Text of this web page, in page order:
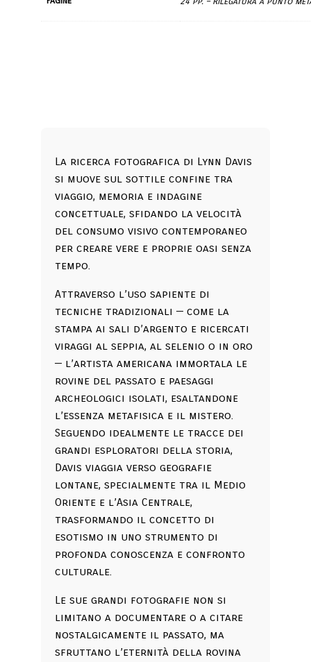
La ricerca fotografica di Lynn Davis
si muove sul sottile confine tra
viaggio, memoria e indagine
concettuale, sfidando la velocità
del consumo visivo contemporaneo
per creare vere e proprie oasi senza
tempo.
Attraverso l’uso sapiente di
tecniche tradizionali — come la
stampa ai sali d’argento e ricercati
viraggi al seppia, al selenio o in oro
— l’artista americana immortala le
rovine del passato e paesaggi
archeologici isolati, esaltandone
l’essenza metafisica e il mistero.
Seguendo idealmente le tracce dei
grandi esploratori della storia,
Davis viaggia verso geografie
lontane, specialmente tra il Medio
Oriente e l’Asia Centrale,
trasformando il concetto di
esotismo in uno strumento di
profonda conoscenza e confronto
culturale.
Le sue grandi fotografie non si
limitano a documentare o a citare
nostalgicamente il passato, ma
sfruttano l’eternità della rovina